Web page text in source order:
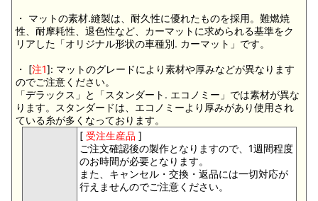
・ マットの素材.縫製は、耐久性に優れたものを採用。難燃焼
性、耐摩耗性、退色性など、カーマットに求められる基準をク
リアした「オリジナル形状の車種別. カーマット」です。
・ [注1]: マットのグレードにより素材や厚みなどが異なります
のでご注意ください。
「デラックス」と「スタンダート. エコノミー」では素材が異な
ります。スタンダードは、エコノミーより厚みがあり使用され
ている糸が多くなっております。
[ 受注生産品 ]
ご注文確認後の製作となりますので、1週間程度
のお時間が必要となります。
また、キャンセル・交換・返品には一切対応が
行えませんのでご注意ください。